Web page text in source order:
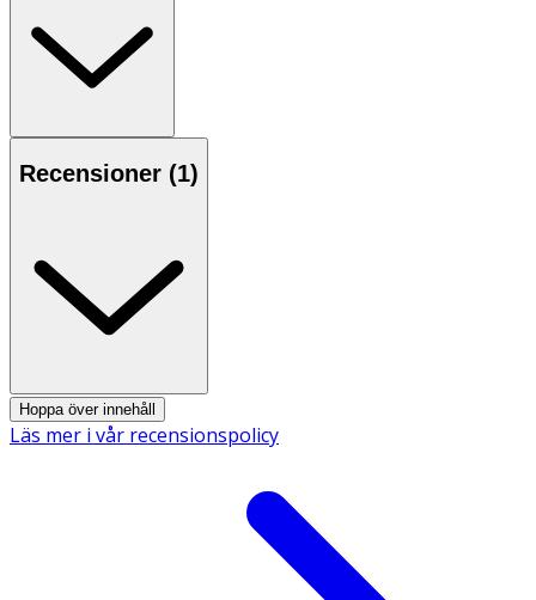
• Applicera högst 2 gånger om dagen.
• Stryk på en sparsam mängd på områden som behöver
skyddas.
• Om du badat, stryk på ett nytt lager då effekten minskar
vid kontakt med vatten.
• Får användas av vuxna och barn över 13 år.
Innehåll:
Aktiv substans i MyggA är DEET (N,N-dietyl-m-toluamid).
Dessutom innehåller alla MyggA produkter extrakt av
Recensioner (1)
Hoppa över innehåll
Läs mer i vår recensionspolicy